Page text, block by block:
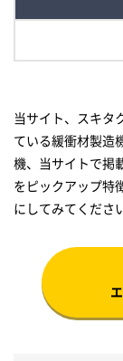
当サイト、スキタ
ている緩衝材製造
機、当サイトで掲
をピックアップ特
にしてみてくださ